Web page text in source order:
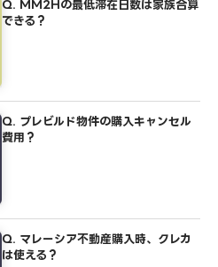
Q. MM2Hの最低滞在日数は家族合算
できる？
Q. プレビルド物件の購入キャンセル
費用？
Q. マレーシア不動産購入時、クレカ
は使える？